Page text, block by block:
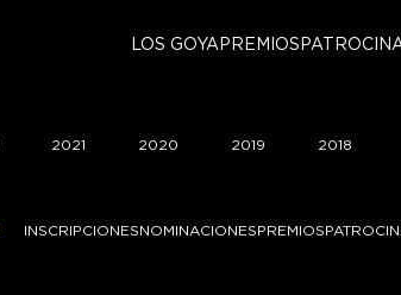
LOS GOYA PREMIOS
2021 2020 2019 2018
INSCRIPCIONESNOMINACIONESPREMIOS